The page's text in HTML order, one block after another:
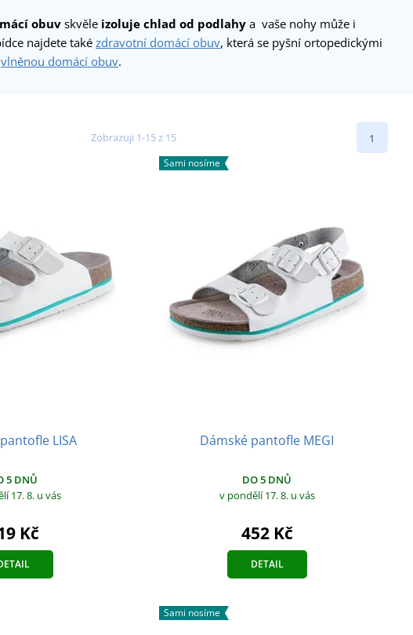
obuvskvěle izoluje chlad od podlahy a vaše nohy může i
najdete takézdravotní domácí obuv, která se pyšní ortopedickými
vlněnou domácí obuv.
Zobrazuji 1-15 z 15 1
LISA
5 DNŮ
17. 8. u vás
Kč
Sami nosíme
Dámské pantofle MEGI
DO 5 DNŮ
v pondělí 17. 8. u vás
452 Kč
DETAIL
Sami nosíme